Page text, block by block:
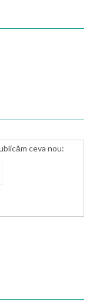
ceva nou: